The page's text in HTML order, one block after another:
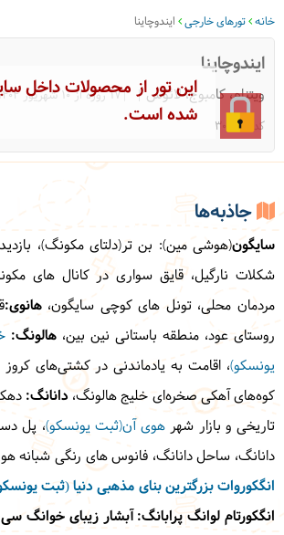
خانه تورهای خارجی ایندوچاینا
ایندوچاینا
ویتنام، کامبوج، لائوس
|17 روزه از 10 شهریور 1404
کد: 30303
این تور از محصولات داخل
شده است.
جاذبه‌ها
سایگون(هوشی مین): بن تر(دلتای مکونگ)،
شکلات نارگیل، قایق سواری در کانال های
مردمان محلی، تونل های کوچی سایگون،هانوی:
روستای عود، منطقه باستانی نین بین، هالونگ:
یونسکو)، اقامت به یادماندنی در کشتی‌های کروز
کوه‌های آهکی صخره‌ای خلیج هالونگ، دانانگ:
تاریخی و بازار شهر هوی آن(ثبت یونسکو)، پل
دانانگ، ساحل دانانگ، فانوس های رنگی شبانه
انگکوروات بزرگترین بنای مذهبی دنیا (ثبت
انگکورتام لوانگ پرابانگ: آبشار زیبای خوانگ